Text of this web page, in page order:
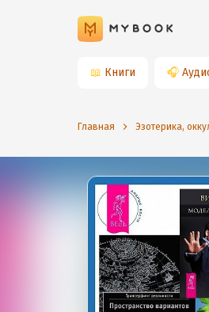
📖 Книги 🎧
Главная Эзотерика,